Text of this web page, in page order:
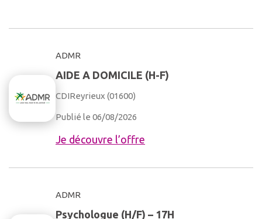
ADMR
AIDE A DOMICILE (H-F)
CDIReyrieux (01600)
Publié le 06/08/2026
Je découvre l’offre
ADMR
Psychologue (H/F) – 17H